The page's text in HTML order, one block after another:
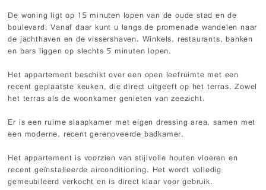
De woning ligt op 15 minuten lopen van de oude stad en de
boulevard. Vanaf daar kunt u langs de promenade wandelen naar
de jachthaven en de vissershaven. Winkels, restaurants, banken
en bars liggen op slechts 5 minuten lopen.
Het appartement beschikt over een open leefruimte met een
recent geplaatste keuken, die direct uitgeeft op het terras. Zowel
het terras als de woonkamer genieten van zeezicht.
Er is een ruime slaapkamer met eigen dressing area, samen met
een moderne, recent gerenoveerde badkamer.
Het appartement is voorzien van stijlvolle houten vloeren en
recent geïnstalleerde airconditioning. Het wordt volledig
gemeubileerd verkocht en is direct klaar voor gebruik.